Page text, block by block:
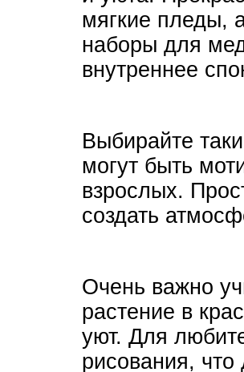
мягкие пледы,
наборы для
внутреннее
Выбирайте
могут быть
взрослых.
создать
Очень важно
растение в
уют. Для
рисования, что